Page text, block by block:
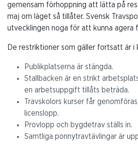
gemensam förhoppning att lätta på
maj om läget så tillåter. Svensk
utvecklingen noga för att kunna agera
De restriktioner som gäller fortsatt är i
Publikplatserna är stängda.
Stallbacken är en strikt
en arbetsuppgift tillåts beträda.
Travskolors kurser får
licenslopp.
Provlopp och bygdetrav ställs in.
Samtliga ponnytravtävlingar är